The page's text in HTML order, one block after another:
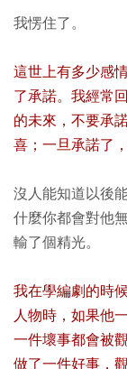
我愣住了。
這世上有多少感
了承諾。我經常
的未來，不要承
喜；一旦承諾了
沒人能知道以後
什麼你都會對他
輸了個精光。
我在學編劇的時
人物時，如果他
一件壞事都會被
做了一件好事，